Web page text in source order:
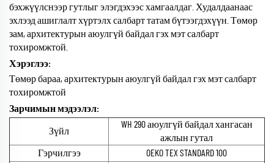
бэхжүүлснээр гутлыг элэгдэхээс хамгаалдаг. Худалдаанаас
эхлээд ашиглалт хүртэлх салбарт татам бүтээгдэхүүн. Төмөр
зам, архитектурын аюулгүй байдал гэх мэт салбарт
тохиромжтой.
Хэрэглээ:
Төмөр бараа, архитектурын аюулгүй байдал гэх мэт салбарт
тохиромжтой
Зарчимын мэдээлэл:
Зүйл
WH 290 аюулгүй байдал хангасан
ажлын гутал
Гэрчилгээ
OEKO TEX STANDARD 100